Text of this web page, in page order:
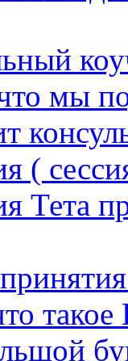
мы
(
Тета
такое